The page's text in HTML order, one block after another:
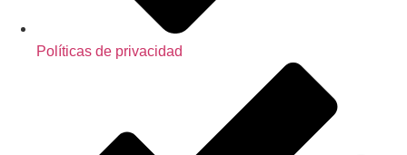
Políticas de privacidad